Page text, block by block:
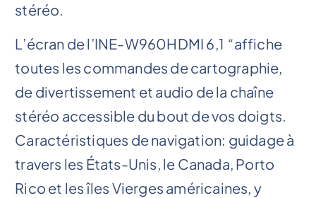
stéréo.
L’écran de l’INE-W960HDMI 6,1 “affiche
toutes les commandes de cartographie,
de divertissement et audio de la chaîne
stéréo accessible du bout de vos doigts.
Caractéristiques de navigation: guidage à
travers les États-Unis, le Canada, Porto
Rico et les îles Vierges américaines, y